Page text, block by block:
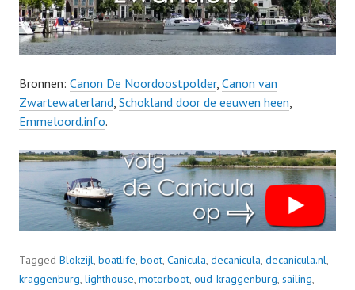
Bronnen: Canon De Noordoostpolder, Canon van
Zwartewaterland, Schokland door de eeuwen heen,
Emmeloord.info.
Tagged Blokzijl, boatlife, boot, Canicula, decanicula, decanicula.nl,
kraggenburg, lighthouse, motorboot, oud-kraggenburg, sailing,